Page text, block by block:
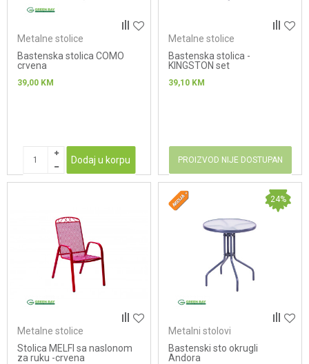
Metalne stolice
Bastenska stolica COMO
crvena
39,00 KM
Dodaj u korpu
Metalne stolice
Bastenska stolica -
KINGSTON set
39,10 KM
PROIZVOD NIJE DOSTUPAN
Metalne stolice
Stolica MELFI sa naslonom
za ruku -crvena
24%
Metalni stolovi
Bastenski sto okrugli
Andora